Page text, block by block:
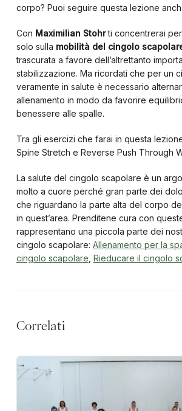
corpo? Puoi seguire questa lezione
Con Maximilian Stohrti concentrerai per
solo sulla mobilità del cingolo
trascurata a favore dell’altrettanto
stabilizzazione. Ma ricordati che per un
veramente in salute è necessario
allenamento in modo da favorire
benessere alle spalle.
Tra gli esercizi che farai in questa
Spine Stretch e Reverse Push Through
La salute del cingolo scapolare è un
molto a cuore perché gran parte dei
che riguardano la parte alta del corpo
in quest’area. Prenditene cura con
rappresentano una piccola parte dei
cingolo scapolare: Allenamento per la
cingolo scapolare Rieducare il cingolo
Correlati